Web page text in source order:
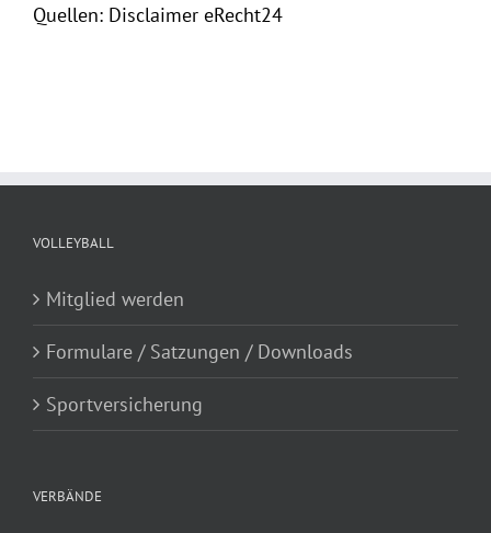
Quellen: Disclaimer eRecht24
VOLLEYBALL
Mitglied werden
Formulare / Satzungen / Downloads
Sportversicherung
VERBÄNDE